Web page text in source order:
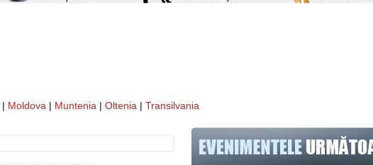
| Moldova | Muntenia | Oltenia | Transilvania